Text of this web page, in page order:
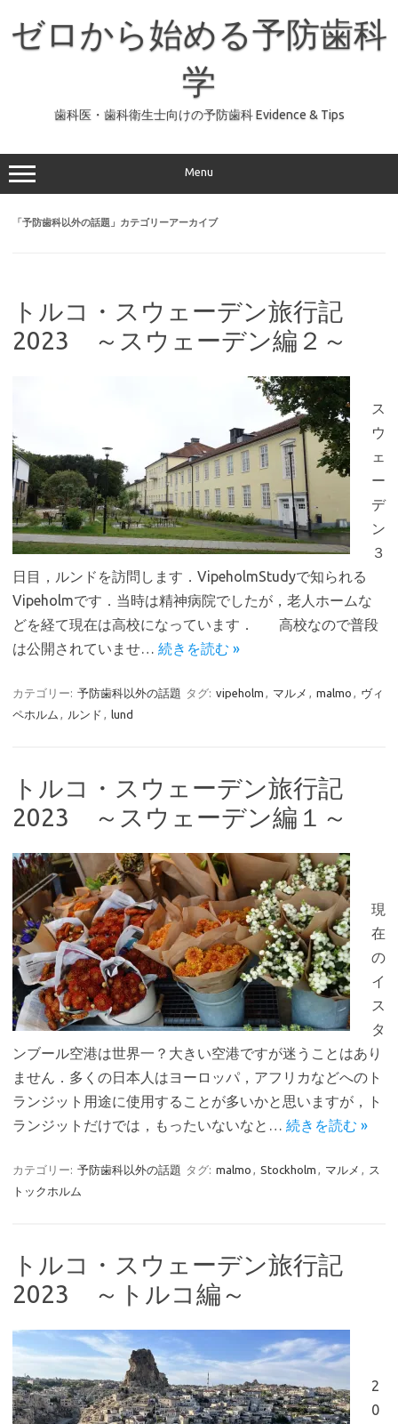
ゼロから始める予防歯科
学
歯科医・歯科衛生士向けの予防歯科 Evidence & Tips
Menu
「予防歯科以外の話題 」カテゴリーアーカイブ
トルコ・スウェーデン旅行記
2023 ～スウェーデン編２～
ス
ウ
ェ
ー
デ
ン
３
日目，ルンドを訪問します．VipeholmStudyで知られる
Vipeholmです．当時は精神病院でしたが，老人ホームな
どを経て現在は高校になっています． 高校なので普段
は公開されていませ… 続きを読む »
カテゴリー: 予防歯科以外の話題 タグ: vipeholm , マルメ , malmo , ヴィ
ペホルム , ルンド , lund
トルコ・スウェーデン旅行記
2023 ～スウェーデン編１～
現
在
の
イ
ス
タ
ンブール空港は世界一？大きい空港ですが迷うことはあり
ません．多くの日本人はヨーロッパ，アフリカなどへのト
ランジット用途に使用することが多いかと思いますが，ト
ランジットだけでは，もったいないなと… 続きを読む »
カテゴリー: 予防歯科以外の話題 タグ: malmo , Stockholm , マルメ , ス
トックホルム
トルコ・スウェーデン旅行記
2023 ～トルコ編～
2
0